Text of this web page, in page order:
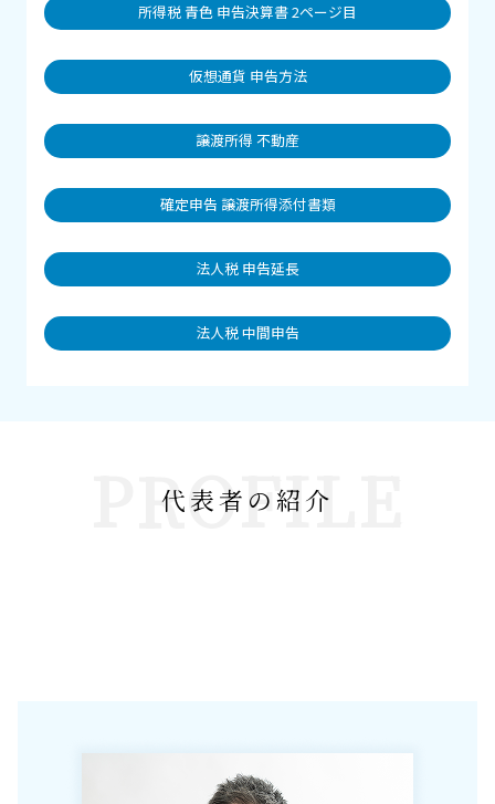
所得税 青色 申告決算書 2ページ目
仮想通貨 申告方法
譲渡所得 不動産
確定申告 譲渡所得添付書類
法人税 申告延長
法人税 中間申告
PROFILE
代表者の紹介